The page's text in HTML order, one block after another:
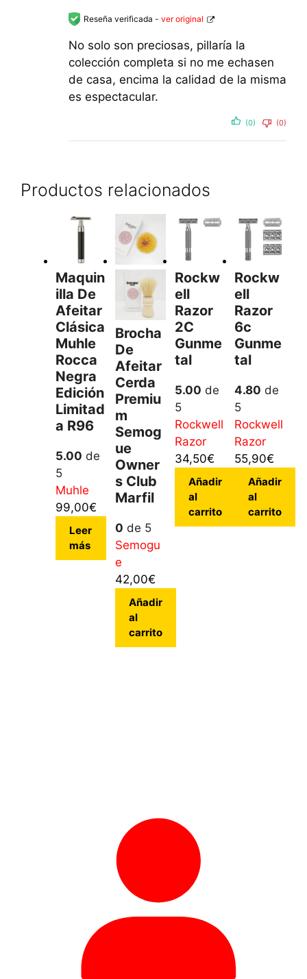
Reseña verificada - ver original
No solo son preciosas, pillaría la
colección completa si no me echasen
de casa, encima la calidad de la misma
es espectacular.
(0) (0)
Productos relacionados
Maquin
Illa De
Afeitar
Clásica
Muhle
Rocca
Negra
Edición
Limitad
A R96
5.00 de
5
Muhle
99,00€
Leer
más
Brocha
De
Afeitar
Cerda
Premiu
M
Semog
Ue
Owner
S Club
Marfil
0 de 5
Semogu
e
42,00€
Añadir
al
carrito
Rockw
Ell
Razor
2C
Gunme
Tal
5.00 de
5
Rockwell
Razor
34,50€
Añadir
al
carrito
Rockw
Ell
Razor
6c
Gunme
Tal
4.80 de
5
Rockwell
Razor
55,90€
Añadir
al
carrito